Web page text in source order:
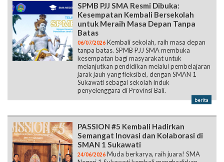
SPMB PJJ SMA Resmi Dibuka:
Kesempatan Kembali Bersekolah
untuk Meraih Masa Depan Tanpa
Batas
06/07/2026 Kembali sekolah, raih masa depan
tanpa batas. SPMB PJJ SMA membuka
kesempatan bagi masyarakat untuk
melanjutkan pendidikan melalui pembelajaran
jarak jauh yang fleksibel, dengan SMAN 1
Sukawati sebagai sekolah induk
penyelenggara di Provinsi Bali.
berita
PASSION #5 Kembali Hadirkan
Semangat Inovasi dan Kolaborasi di
SMAN 1 Sukawati
24/06/2026 Muda berkarya, raih juara! SMA